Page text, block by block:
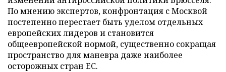
По мнению экспертов, конфронтация с Москвой
постепенно перестает быть уделом отдельных
европейских лидеров и становится
общеевропейской нормой, существенно сокращая
пространство для маневра даже наиболее
осторожных стран ЕС.